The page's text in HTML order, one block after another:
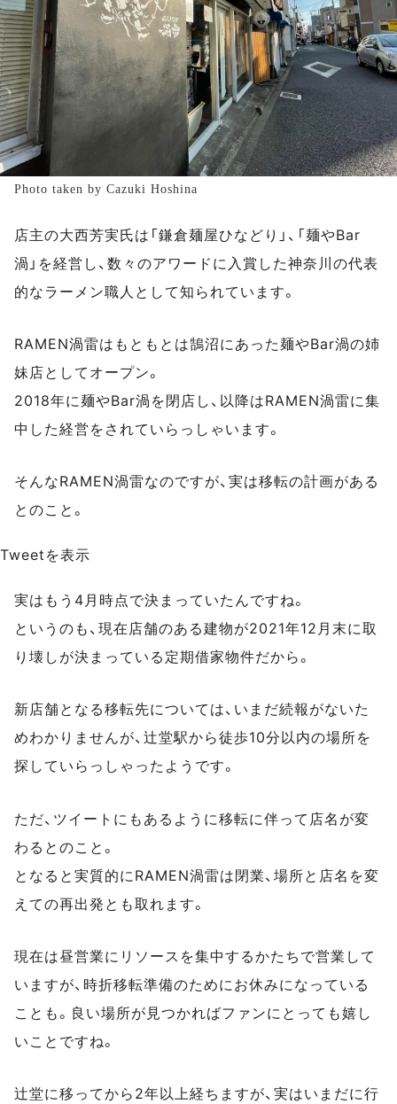
Photo taken by Cazuki Hoshina
店主の大西芳実氏は「鎌倉麺屋ひなどり」、「麺やBar
渦」を経営し、数々のアワードに入賞した神奈川の代表
的なラーメン職人として知られています。
RAMEN渦雷はもともとは鵠沼にあった麺やBar渦の姉
妹店としてオープン。
2018年に麺やBar渦を閉店し、以降はRAMEN渦雷に集
中した経営をされていらっしゃいます。
そんなRAMEN渦雷なのですが、実は移転の計画がある
とのこと。
Tweetを表示
実はもう4月時点で決まっていたんですね。
というのも、現在店舗のある建物が2021年12月末に取
り壊しが決まっている定期借家物件だから。
新店舗となる移転先については、いまだ続報がないた
めわかりませんが、辻堂駅から徒歩10分以内の場所を
探していらっしゃったようです。
ただ、ツイートにもあるように移転に伴って店名が変
わるとのこと。
となると実質的にRAMEN渦雷は閉業、場所と店名を変
えての再出発とも取れます。
現在は昼営業にリソースを集中するかたちで営業して
いますが、時折移転準備のためにお休みになっている
ことも。良い場所が見つかればファンにとっても嬉し
いことですね。
辻堂に移ってから2年以上経ちますが、実はいまだに行